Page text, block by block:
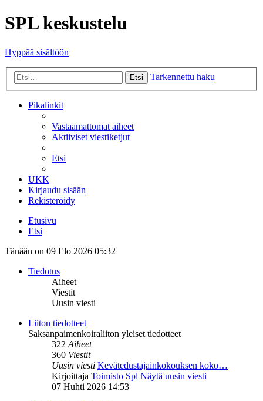
SPL keskustelu
Hyppää sisältöön
Etsi Tarkennettu haku
Pikalinkit
Vastaamattomat aiheet
Aktiiviset viestiketjut
Etsi
UKK
Kirjaudu sisään
Rekisteröidy
Etusivu
Etsi
Tänään on 09 Elo 2026 05:32
Tiedotus
Aiheet
Viestit
Uusin viesti
Liiton tiedotteet
Saksanpaimenkoiraliiton yleiset tiedotteet
322Aiheet
360 Viestit
Uusin viesti Kevätedustajainkokouksen koko…
Kirjoittaja Toimisto Spl Näytä uusin viesti
07 Huhti 2026 14:53